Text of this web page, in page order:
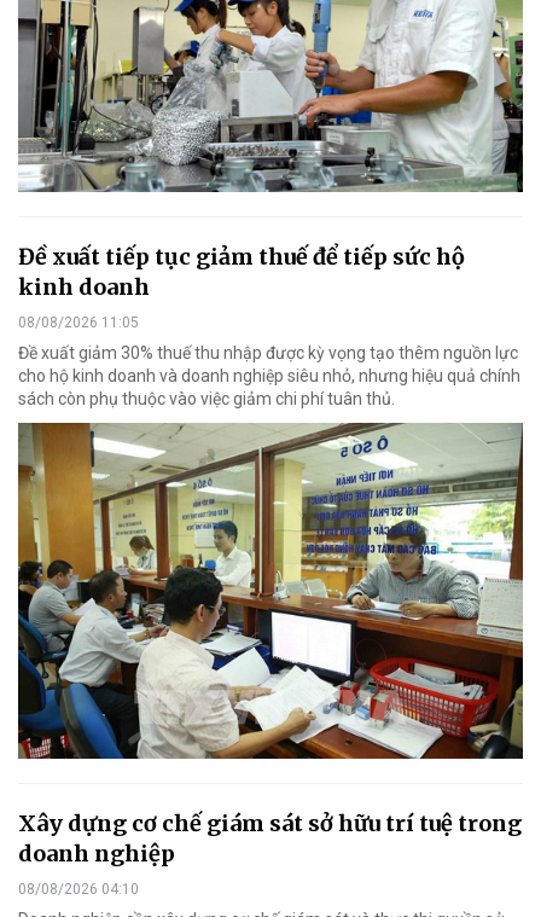
Đề xuất tiếp tục giảm thuế để tiếp sức hộ
kinh doanh
08/08/2026 11:05
Đề xuất giảm 30% thuế thu nhập được kỳ vọng tạo thêm nguồn lực
cho hộ kinh doanh và doanh nghiệp siêu nhỏ, nhưng hiệu quả chính
sách còn phụ thuộc vào việc giảm chi phí tuân thủ.
Xây dựng cơ chế giám sát sở hữu trí tuệ trong
doanh nghiệp
08/08/2026 04:10